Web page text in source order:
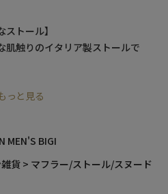
ストール】
肌触りのイタリア製ストールで
上級コーデにおススメのアイテム
たストールです。
た色のため、ジャケットなどとの
っと見る
MEN'S BIGI
貨 > マフラー/ストール/スヌード